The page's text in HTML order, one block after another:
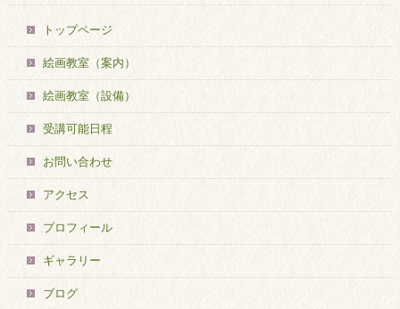
トップページ
絵画教室（案内）
絵画教室（設備）
受講可能日程
お問い合わせ
アクセス
プロフィール
ギャラリー
ブログ